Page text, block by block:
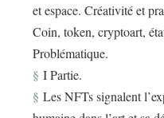
et espace. Créativité et
Coin, token, cryptoart,
Problématique.
I Partie.
Les NFTs signalent